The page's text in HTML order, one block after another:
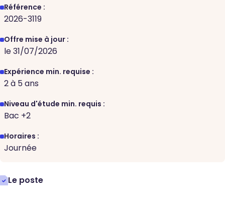
Référence :
2026-3119
Offre mise à jour :
le 31/07/2026
Expérience min. requise :
2 à 5 ans
Niveau d'étude min. requis :
Bac +2
Horaires :
Journée
Le poste